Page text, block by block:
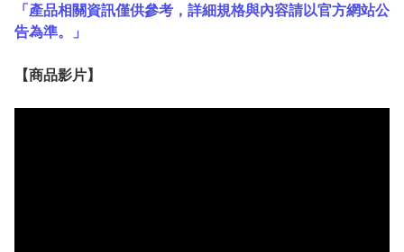
「產品相關資訊僅供參考，詳細規格與內容請以官方網站公
告為準。」
【商品影片】